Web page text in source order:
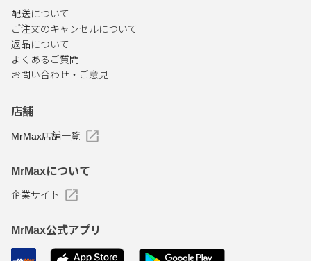
配送について
ご注文のキャンセルについて
返品について
よくあるご質問
お問い合わせ・ご意見
店舗
MrMax店舗一覧
MrMaxについて
企業サイト
MrMax公式アプリ